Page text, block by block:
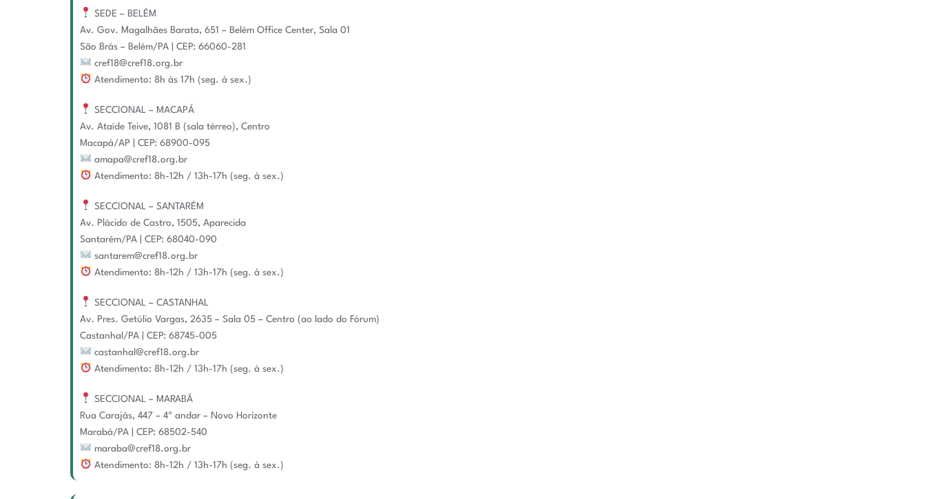
SEDE – BELÉM
Av. Gov. Magalhães Barata, 651 – Belém Office Center, Sala 01
São Brás – Belém/PA | CEP: 66060-281
cref18@cref18.org.br
Atendimento: 8h às 17h (seg. à sex.)
SECCIONAL – MACAPÁ
Av. Ataíde Teive, 1081 B (sala térreo), Centro
Macapá/AP | CEP: 68900-095
amapa@cref18.org.br
Atendimento: 8h-12h / 13h-17h (seg. à sex.)
SECCIONAL – SANTARÉM
Av. Plácido de Castro, 1505, Aparecida
Santarém/PA | CEP: 68040-090
santarem@cref18.org.br
Atendimento: 8h-12h / 13h-17h (seg. à sex.)
SECCIONAL – CASTANHAL
Av. Pres. Getúlio Vargas, 2635 – Sala 05 – Centro (ao lado do Fórum)
Castanhal/PA | CEP: 68745-005
castanhal@cref18.org.br
Atendimento: 8h-12h / 13h-17h (seg. à sex.)
SECCIONAL – MARABÁ
Rua Carajás, 447 – 4º andar – Novo Horizonte
Marabá/PA | CEP: 68502-540
maraba@cref18.org.br
Atendimento: 8h-12h / 13h-17h (seg. à sex.)